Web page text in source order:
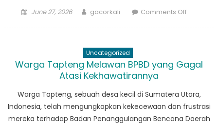
Posted
June 27, 2026 Author
gacorkali Comments Offon
Tapteng
Uncategorized
Warga Tapteng Melawan BPBD yang Gagal
Atasi Kekhawatirannya
Warga Tapteng, sebuah desa kecil di Sumatera Utara,
Indonesia, telah mengungkapkan kekecewaan dan frustrasi
mereka terhadap Badan Penanggulangan Bencana Daerah